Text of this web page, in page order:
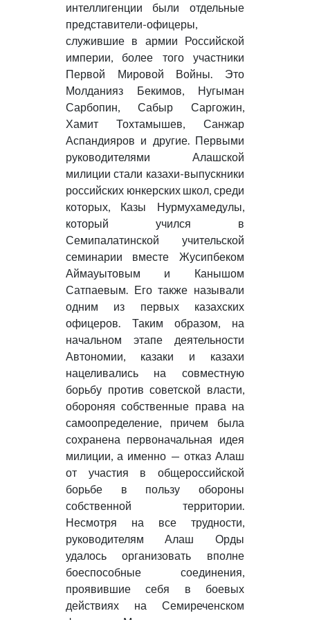
интеллигенции были отдельные
представители-офицеры,
служившие в армии Российской
империи, более того участники
Первой Мировой Войны. Это
Молданияз Бекимов, Нугыман
Сарбопин, Сабыр Саргожин,
Хамит Тохтамышев, Санжар
Аспандияров и другие. Первыми
руководителями Алашской
милиции стали казахи-выпускники
российских юнкерских школ, среди
которых, Казы Нурмухамедулы,
который учился в
Семипалатинской учительской
семинарии вместе Жусипбеком
Аймауытовым и Канышом
Сатпаевым. Его также называли
одним из первых казахских
офицеров. Таким образом, на
начальном этапе деятельности
Автономии, казаки и казахи
нацеливались на совместную
борьбу против советской власти,
обороняя собственные права на
самоопределение, причем была
сохранена первоначальная идея
милиции, а именно — отказ Алаш
от участия в общероссийской
борьбе в пользу обороны
собственной территории.
Несмотря на все трудности,
руководителям Алаш Орды
удалось организовать вполне
боеспособные соединения,
проявившие себя в боевых
действиях на Семиреченском